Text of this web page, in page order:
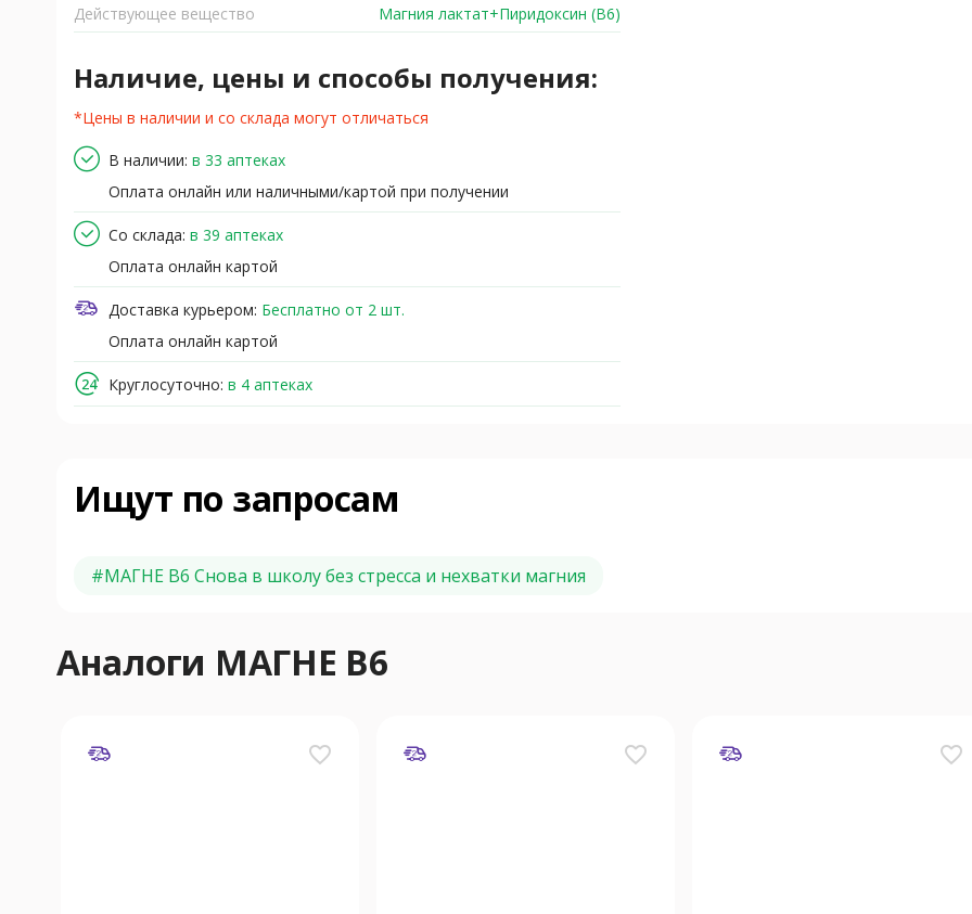
Действующее вещество Магния лактат+Пиридоксин (В6)
Наличие, цены и способы получения:
*Цены в наличии и со склада могут отличаться
В наличии: в 33 аптеках
Оплата онлайн или наличными/картой при получении
Со склада: в 39 аптеках
Оплата онлайн картой
Доставка курьером: Бесплатно от 2 шт.
Оплата онлайн картой
Круглосуточно: в 4 аптеках
Ищут по запросам
#МАГНЕ В6 Снова в школу без стресса и нехватки магния
Аналоги МАГНЕ В6
favorite_border favorite_border favorite_border